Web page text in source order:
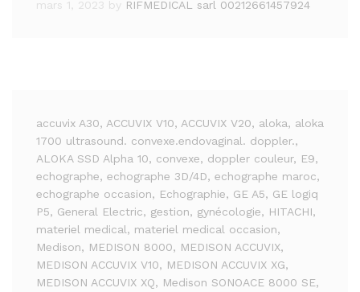
mars 1, 2023 by RIFMEDICAL sarl 00212661457924
accuvix A30, ACCUVIX V10, ACCUVIX V20, aloka, aloka
1700 ultrasound. convexe.endovaginal. doppler.,
ALOKA SSD Alpha 10, convexe, doppler couleur, E9,
echographe, echographe 3D/4D, echographe maroc,
echographe occasion, Echographie, GE A5, GE logiq
P5, General Electric, gestion, gynécologie, HITACHI,
materiel medical, materiel medical occasion,
Medison, MEDISON 8000, MEDISON ACCUVIX,
MEDISON ACCUVIX V10, MEDISON ACCUVIX XG,
MEDISON ACCUVIX XQ, Medison SONOACE 8000 SE,